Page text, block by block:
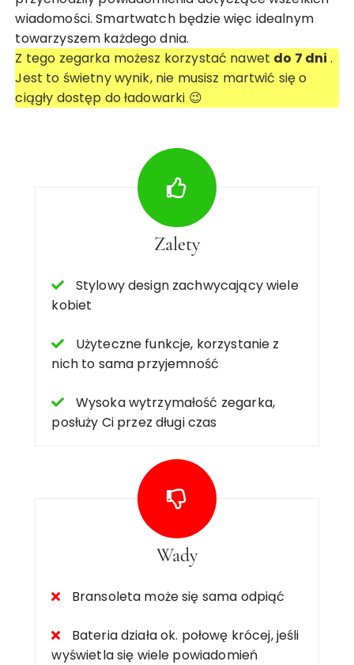
wiadomości. Smartwatch będzie więc idealnym
towarzyszem każdego dnia.
Z tego zegarka możesz korzystać nawet do 7 dni .
Jest to świetny wynik, nie musisz martwić się o
ciągły dostęp do ładowarki 😉
Zalety
Stylowy design zachwycający wiele
kobiet
Użyteczne funkcje, korzystanie z
nich to sama przyjemność
Wysoka wytrzymałość zegarka,
posłuży Ci przez długi czas
Wady
Bransoleta może się sama odpiąć
Bateria działa ok. połowę krócej, jeśli
wyświetla się wiele powiadomień